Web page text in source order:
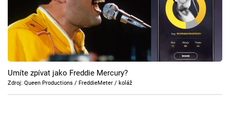
Cool Esport
Pořady
TV Program
Umíte zpívat jako Freddie Mercury?
Zdroj: Queen Productions / FreddieMeter / koláž